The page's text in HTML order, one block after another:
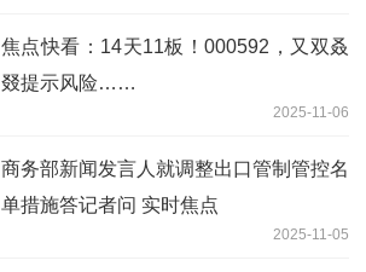
焦点快看：14天11板！000592，又双叒
叕提示风险……
2025-11-06
商务部新闻发言人就调整出口管制管控名
单措施答记者问 实时焦点
2025-11-05